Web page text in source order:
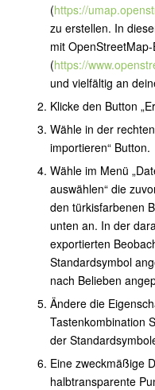
(https://
zu erstellen. In
mit
(https://
und vielfältig an
Klicke den Button
Wähle in der
importieren“ Button.
Wähle im Menü
auswählen“ die
den türkisfarbenen
unten an. In der
exportierten
Standardsymbol
nach Belieben
Ändere die
Tastenkombination
der
Eine zweckmäßige
halbtransparente